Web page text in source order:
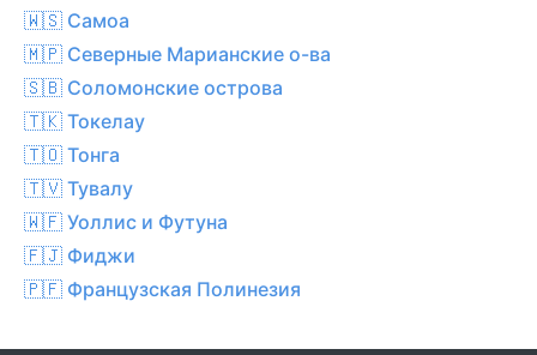
🇼🇸 Самоа
🇲🇵 Северные Марианские о-ва
🇸🇧 Соломонские острова
🇹🇰 Токелау
🇹🇴 Тонга
🇹🇻 Тувалу
🇼🇫 Уоллис и Футуна
🇫🇯 Фиджи
🇵🇫 Французская Полинезия